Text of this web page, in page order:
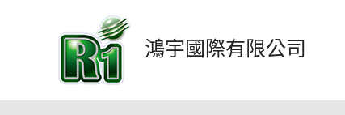
內
鴻宇國際有限公司